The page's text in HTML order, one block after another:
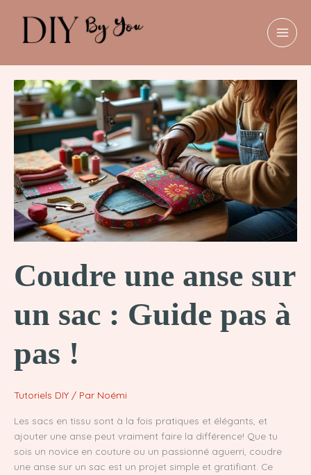
Coudre une anse sur
un sac : Guide pas à
pas !
Tutoriels DIY / Par Noémi
Les sacs en tissu sont à la fois pratiques et élégants, et
ajouter une anse peut vraiment faire la différence! Que tu
sois un novice en couture ou un passionné aguerri, coudre
une anse sur un sac est un projet simple et gratifiant. Ce